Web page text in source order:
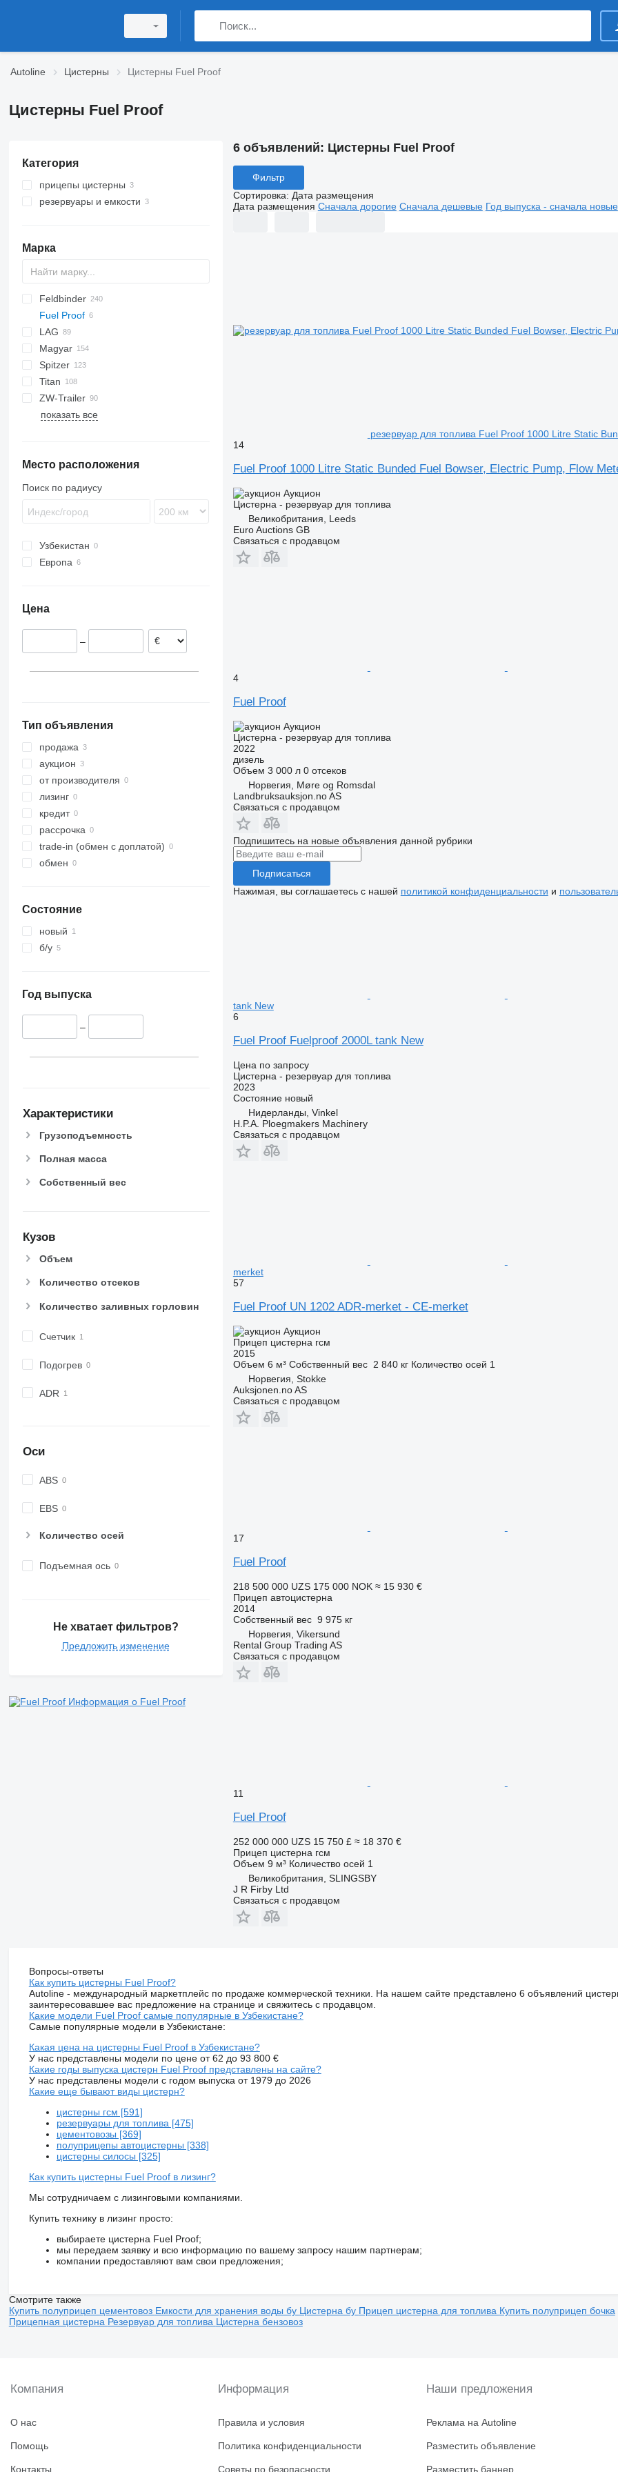
Autoline Цистерны Цистерны Fuel Proof
Цистерны Fuel Proof
Категория
прицепы цистерны
прицепы цистерны гсм
резервуары и емкости
Марка
SVM
NCG
NG
CB
T-series
SAPL
KIS
STF
ADR
BPDO
BPO
CK
SOA
K series
LPG
45
AMMONIA
LPG
Carrytank
TF
Feldbinder
EUT
KIP
TSA
ASW
Fuel Proof
TX
Stralis
Modulo
TSA
SSK
SSL
STB
STS
LAG
0-3
GSA
O-3
TGS
Magyar
S-series
SR
SA
SL
L-series
CM
MACOLA
SCT
TS
Spitzer
SF
SK
LPG
OPL 38
Titan
SP
TX
ADR
97
NS
LPG
ZW-Trailer
показать все
Место расположения
Поиск по радиусу
Узбекистан
Европа
Цена
–
Тип объявления
продажа
аукцион
от производителя
лизинг
кредит
рассрочка
trade-in (обмен с доплатой)
обмен
Состояние
новый
б/у
Год выпуска
–
Характеристики
Грузоподъемность
Полная масса
Собственный вес
Кузов
Объем
Количество отсеков
Количество заливных горловин
Счетчик
Подогрев
ADR
Оси
ABS
EBS
Количество осей
Подъемная ось
Не хватает фильтров?
Предложить изменение
Информация о Fuel Proof
6 объявлений: Цистерны Fuel Proof
Фильтр
Сортировка: Дата размещения
Дата размещения Сначала дорогие Сначала дешевые Год выпуска - сначала новые
резервуар для топлива Fuel Proof 1000 Litre Static
14
Fuel Proof 1000 Litre Static Bunded Fuel Bowser, Electric Pump, Flow
Аукцион
Цистерна - резервуар для топлива
Великобритания, Leeds
Euro Auctions GB
Связаться с продавцом
4
Fuel Proof
Аукцион
Цистерна - резервуар для топлива
2022
дизель
Объем 3 000 л 0 отсеков
Норвегия, Møre og Romsdal
Landbruksauksjon.no AS
Связаться с продавцом
Подпишитесь на новые объявления данной рубрики
Подписаться
Нажимая, вы соглашаетесь с нашей политикой конфиденциальности и
tank New
6
Fuel Proof Fuelproof 2000L tank New
Цена по запросу
Цистерна - резервуар для топлива
2023
Состояниеновый
Нидерланды, Vinkel
H.P.A. Ploegmakers Machinery
Связаться с продавцом
merket
57
Fuel Proof UN 1202 ADR-merket - CE-merket
Аукцион
Прицеп цистерна гсм
2015
Объем 6 м³ Собственный вес 2 840 кг Количество осей 1
Норвегия, Stokke
Auksjonen.no AS
Связаться с продавцом
17
Fuel Proof
218 500 000 UZS 175 000 NOK ≈ 15 930 €
Прицеп автоцистерна
2014
Собственный вес 9 975 кг
Норвегия, Vikersund
Rental Group Trading AS
Связаться с продавцом
11
Fuel Proof
252 000 000 UZS 15 750 £ ≈ 18 370 €
Прицеп цистерна гсм
Объем 9 м³ Количество осей 1
Великобритания, SLINGSBY
J R Firby Ltd
Связаться с продавцом
Вопросы-ответы
Как купить цистерны Fuel Proof?
Autoline - международный маркетплейс по продаже коммерческой техники. На нашем сайте представлено 6 объявлений
заинтересовавшее вас предложение на странице и свяжитесь с продавцом.
Какие модели Fuel Proof самые популярные в Узбекистане?
Самые популярные модели в Узбекистане:
Какая цена на цистерны Fuel Proof в Узбекистане?
У нас представлены модели по цене от 62 до 93 800 €
Какие годы выпуска цистерн Fuel Proof представлены на сайте?
У нас представлены модели с годом выпуска от 1979 до 2026
Какие еще бывают виды цистерн?
цистерны гсм [591]
резервуары для топлива [475]
цементовозы [369]
полуприцепы автоцистерны [338]
цистерны силосы [325]
Как купить цистерны Fuel Proof в лизинг?
Мы сотрудничаем с лизинговыми компаниями.
Купить технику в лизинг просто:
выбираете цистерна Fuel Proof;
мы передаем заявку и всю информацию по вашему запросу нашим партнерам;
компании предоставляют вам свои предложения;
Смотрите также
Купить полуприцеп цементовоз Емкости для хранения воды бу Цистерна бу Прицеп цистерна для топлива Купить полуприцеп бочка
Прицепная цистерна Резервуар для топлива Цистерна бензовоз
Компания
О нас
Помощь
Контакты
Информация
Правила и условия
Политика конфиденциальности
Советы по безопасности
Наши предложения
Реклама на Autoline
Разместить объявление
Разместить баннер